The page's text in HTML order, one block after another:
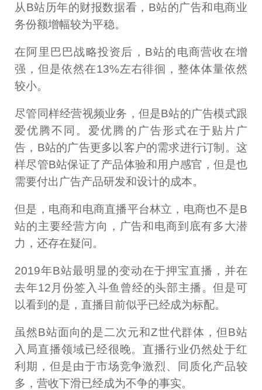
从B站历年的财报数据看，B站的广告和电商业
务份额增幅较为平稳。
在阿里巴巴战略投资后，B站的电商营收在增
强，但是依然在13%左右徘徊，整体体量依然
较小。
尽管同样经营视频业务，但是B站的广告模式跟
爱优腾不同。爱优腾的广告形式在于贴片广
告，B站的广告更多以客户的需求进行订制。这
样尽管B站保证了产品体验和用户感官，但是也
需要付出广告产品研发和设计的成本。
但是，电商和电商直播平台林立，电商也不是B
站的主要经营方向，广告和电商到底有多大潜
力，还存在疑问。
2019年B站最明显的变动在于押宝直播，并在
去年12月份签入斗鱼曾经的头部主播。但是可
以看到的是，直播目前似乎已经成为标配。
虽然B站面向的是二次元和Z世代群体，但B站
入局直播领域已经很晚。直播行业仍然处于红
利期，但是由于市场竞争激烈、同质化产品较
多，营收下滑已经成为不争的事实。